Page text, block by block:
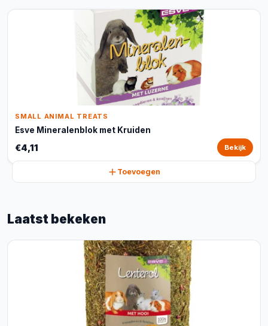
SMALL ANIMAL TREATS
Esve Mineralenblok met Kruiden
€4,11 Bekijk
Toevoegen
Laatst bekeken